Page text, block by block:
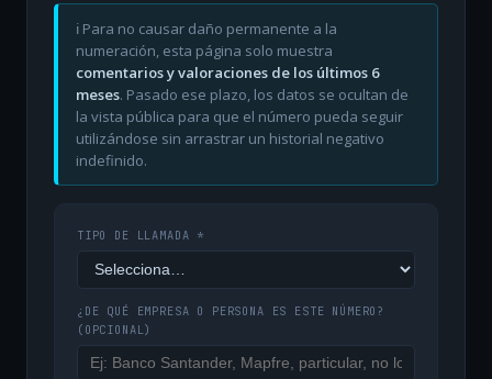
ℹ️ Para no causar daño permanente a la
numeración, esta página solo muestra
comentarios y valoraciones de los últimos 6
meses. Pasado ese plazo, los datos se ocultan de
la vista pública para que el número pueda seguir
utilizándose sin arrastrar un historial negativo
indefinido.
TIPO DE LLAMADA *
¿DE QUÉ EMPRESA O PERSONA ES ESTE NÚMERO?
(OPCIONAL)